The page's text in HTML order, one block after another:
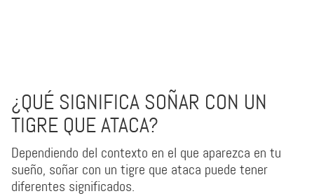
¿QUÉ SIGNIFICA SOÑAR CON UN
TIGRE QUE ATACA?
Dependiendo del contexto en el que aparezca en tu
sueño, soñar con un tigre que ataca puede tener
diferentes significados.